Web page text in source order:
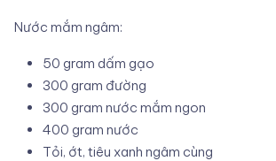
Nước mắm ngâm:
50 gram dấm gạo
300 gram đường
300 gram nước mắm ngon
400 gram nước
Tỏi, ớt, tiêu xanh ngâm cùng